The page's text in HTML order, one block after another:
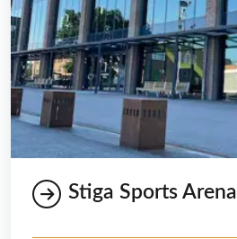
Stiga Sports Arena